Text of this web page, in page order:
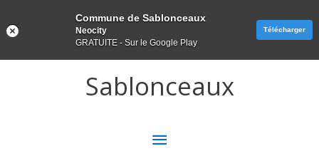
Sablonceaux
MENU
Commune de Sablonceaux
Neocity
GRATUITE - Sur le Google Play
Télécharger